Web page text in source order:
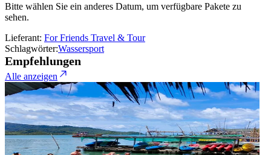
Bitte wählen Sie ein anderes Datum, um verfügbare Pakete zu
sehen.
Lieferant: For Friends Travel & Tour
Schlagwörter:Wassersport
Empfehlungen
Alle anzeigen